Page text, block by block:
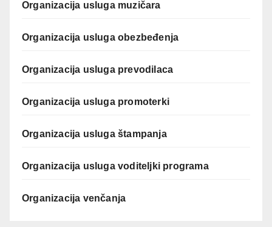
Organizacija usluga muzičara
Organizacija usluga obezbeđenja
Organizacija usluga prevodilaca
Organizacija usluga promoterki
Organizacija usluga štampanja
Organizacija usluga voditeljki programa
Organizacija venčanja